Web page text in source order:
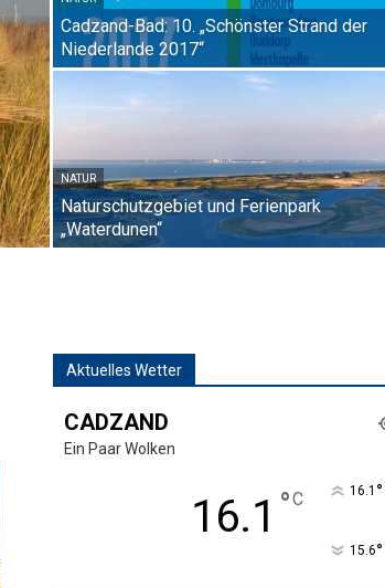
Cadzand-Bad: 10. „Schönster Strand der
Niederlande 2017“
NATUR
Naturschutzgebiet und Ferienpark
„Waterdunen“
Aktuelles Wetter
CADZAND
Ein Paar Wolken
16.1 °C 16.1 °
15.6°